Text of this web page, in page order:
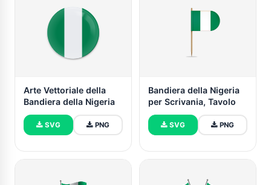
Arte Vettoriale della
Bandiera della Nigeria
SVG PNG
Bandiera della Nigeria
per Scrivania, Tavolo
SVG PNG